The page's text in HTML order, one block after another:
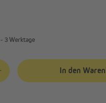
3 Werktage
den gewünschten Wert ein oder
In den